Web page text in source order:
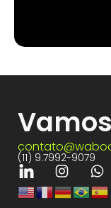
(11) 9.7992-9079